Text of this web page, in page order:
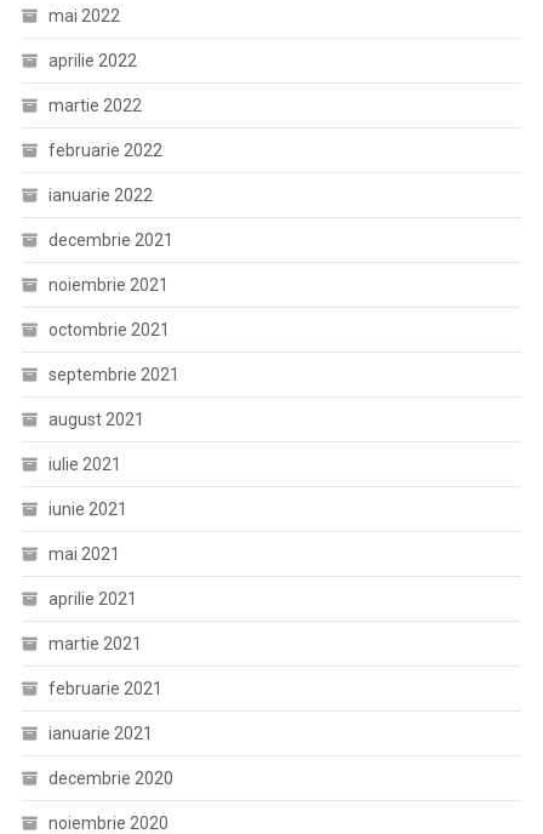
mai 2022
aprilie 2022
martie 2022
februarie 2022
ianuarie 2022
decembrie 2021
noiembrie 2021
octombrie 2021
septembrie 2021
august 2021
iulie 2021
iunie 2021
mai 2021
aprilie 2021
martie 2021
februarie 2021
ianuarie 2021
decembrie 2020
noiembrie 2020